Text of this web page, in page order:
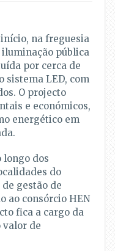
na freguesia
iluminação pública
por cerca de
sistema LED, com
O projecto
e económicos,
energético em
longo dos
do
gestão de
ao consórcio HEN
fica a cargo da
valor de